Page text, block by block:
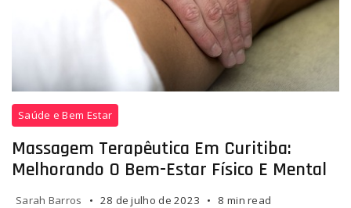
Massagem
Terapêutica
em
Curitiba:
Melhorando
o
Saúde e Bem Estar
Massagem Terapêutica Em Curitiba:
Melhorando O Bem-Estar Físico E Mental
Sarah Barros 28 de julho de 2023 8 min read